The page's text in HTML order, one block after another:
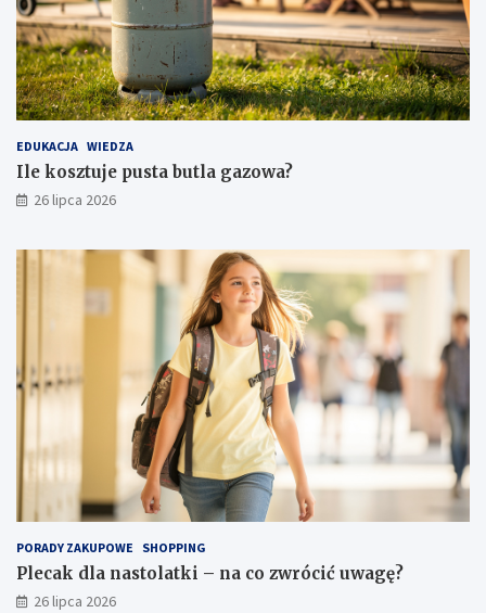
EDUKACJA WIEDZA
Ile kosztuje pusta butla gazowa?
26 lipca 2026
PORADY ZAKUPOWE SHOPPING
Plecak dla nastolatki – na co zwrócić uwagę?
26 lipca 2026